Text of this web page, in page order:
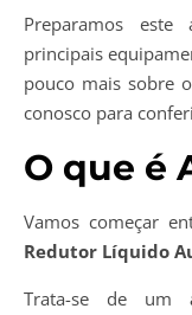
Preparamos
principais
pouco mais sobre
conosco para
O que é
Vamos começar
Redutor Líquido
Trata-se de um